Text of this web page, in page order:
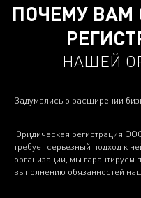
ПОЧЕМУ ВАМ
НАШЕЙ
Задумались о расширении
Юридическая регистрация
требует серьезный подход к
организации, мы
выполнению обязанностей